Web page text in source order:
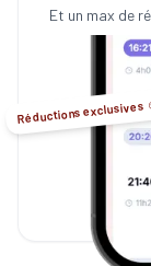
Et un max de
Réductions exclusives